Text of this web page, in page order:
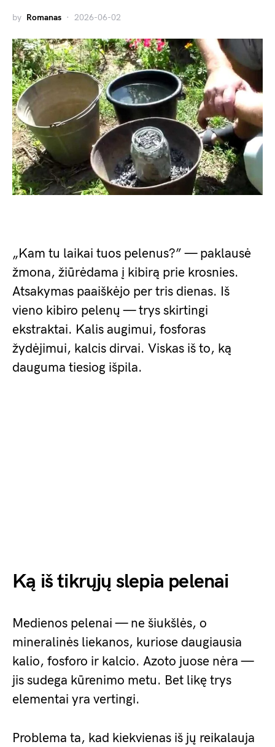
by Romanas 2026-06-02
„Kam tu laikai tuos pelenus?” — paklausė
žmona, žiūrėdama į kibirą prie krosnies.
Atsakymas paaiškėjo per tris dienas. Iš
vieno kibiro pelenų — trys skirtingi
ekstraktai. Kalis augimui, fosforas
žydėjimui, kalcis dirvai. Viskas iš to, ką
dauguma tiesiog išpila.
Ką iš tikrųjų slepia pelenai
Medienos pelenai — ne šiukšlės, o
mineralinės liekanos, kuriose daugiausia
kalio, fosforo ir kalcio. Azoto juose nėra —
jis sudega kūrenimo metu. Bet likę trys
elementai yra vertingi.
Problema ta, kad kiekvienas iš jų reikalauja